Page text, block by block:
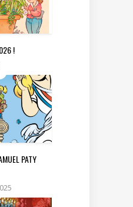
!
PATY